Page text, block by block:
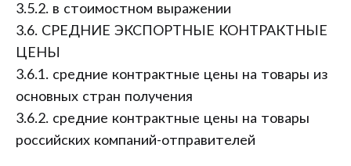
3.5.2. в стоимостном выражении
3.6. СРЕДНИЕ ЭКСПОРТНЫЕ КОНТРАКТНЫЕ
ЦЕНЫ
3.6.1. средние контрактные цены на товары из
основных стран получения
3.6.2. средние контрактные цены на товары
российских компаний-отправителей